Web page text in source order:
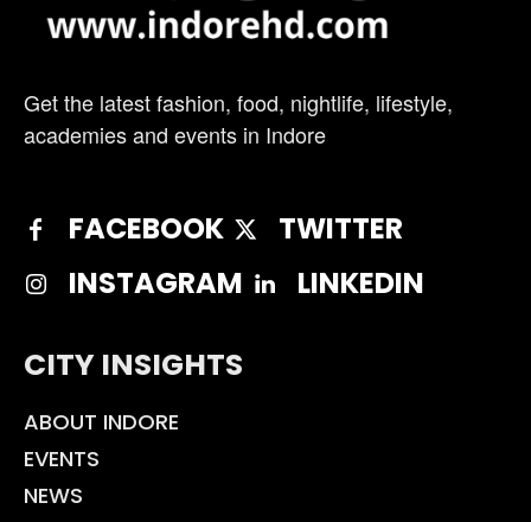
Get the latest fashion, food, nightlife, lifestyle,
academies and events in Indore
FACEBOOK
TWITTER
INSTAGRAM
LINKEDIN
CITY INSIGHTS
ABOUT INDORE
EVENTS
NEWS